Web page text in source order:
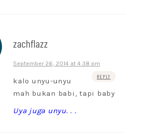
zachflazz
September 26, 2014 at 4:38 pm
REPLY
kalo unyu-unyu
mah bukan babi, tapi baby
Uya juga unyu. . .